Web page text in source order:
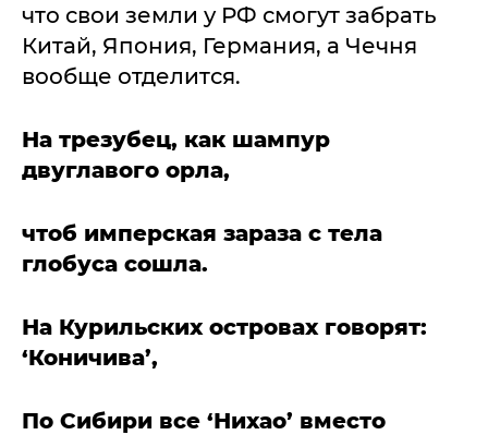
что свои земли у РФ смогут забрать
Китай, Япония, Германия, а Чечня
вообще отделится.
На трезубец, как шампур
двуглавого орла,
чтоб имперская зараза с тела
глобуса сошла.
На Курильских островах говорят:
‘Коничива’,
По Сибири все ‘Нихао’ вместо